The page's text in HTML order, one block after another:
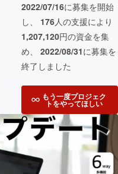
2022/07/16に募集を開始
し、 176人の支援により
1,207,120円の資金を集
め、 2022/08/31に募集を
終了しました
もう一度プロジェク
トをやってほしい